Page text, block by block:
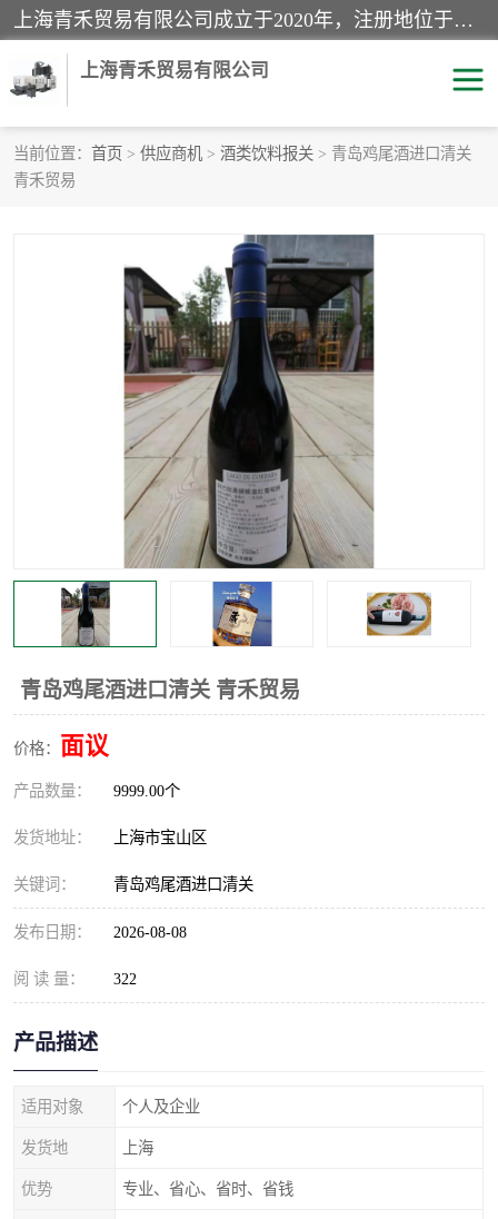
上海青禾贸易有限公司成立于2020年，注册地位于上海市宝山区。经营范围包括：机械设备、五金制品、劳防用品、电子产品、塑胶制品、家具、模具、纺织品、仪器仪表、建筑材料、装饰材料、化工产品、金属制品、机车配件等货物进出口报关、清关服务。
上海青禾贸易有限公司
当前位置： 首页 > 供应商机 > 酒类饮料报关 > 青岛鸡尾酒进口清关
青禾贸易
青岛鸡尾酒进口清关 青禾贸易
价格： 面议
产品数量： 9999.00个
发货地址： 上海市宝山区
关键词： 青岛鸡尾酒进口清关
发布日期： 2026-08-08
阅 读 量： 322
产品描述
适用对象 个人及企业
发货地 上海
优势 专业、省心、省时、省钱
酒类饮料报关
服装进口清关
进口杂货清关
家用电器报关 机床进口清关
国际灯具清关